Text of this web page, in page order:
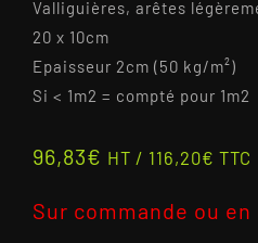
Valliguières, arêtes
20 x 10cm
Epaisseur 2cm (50 kg/m²)
Si < 1m2 = compté pour 1m2
96,83€ HT / 116,20€ TTC
Sur commande ou en